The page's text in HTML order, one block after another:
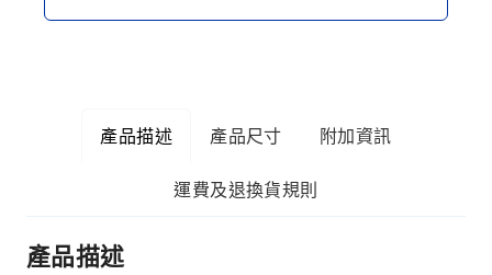
產品描述 產品尺寸 附加資訊
運費及退換貨規則
產品描述